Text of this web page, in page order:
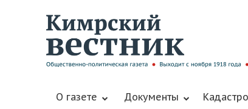
О газете Документы